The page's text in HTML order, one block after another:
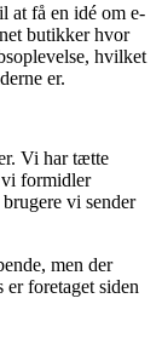
at få en idé om e-
butikker hvor
hvilket
er.
Vi har tætte
vi formidler
vi sender
men der
foretaget siden